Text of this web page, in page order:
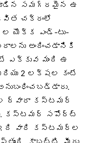
సమగ్రమైన ఉ
చక్రంలో
యొక్క ఎండ్-టు-
అందించడానికి
ఎక్కువ మంది ఉ
2 లక్షల కంటే
ద్వారా కస్టమర్
కస్టమర్ సపోర్ట్
ఇది వారి కస్టమర్ల